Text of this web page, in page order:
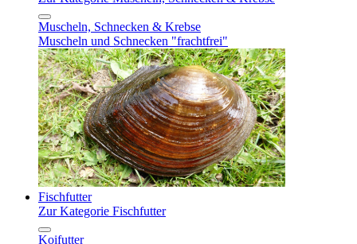
Muscheln, Schnecken & Krebse
Muscheln und Schnecken "frachtfrei"
Fischfutter
Zur Kategorie Fischfutter
Koifutter